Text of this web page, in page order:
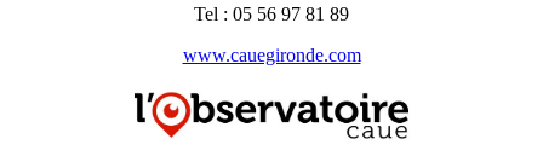
Tel : 05 56 97 81 89
www.cauegironde.com